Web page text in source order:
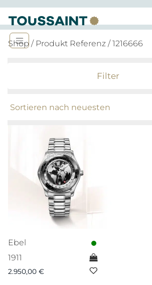
Shop / Produkt Referenz / 1216666
Filter
Ebel
1911
2.950,00 €